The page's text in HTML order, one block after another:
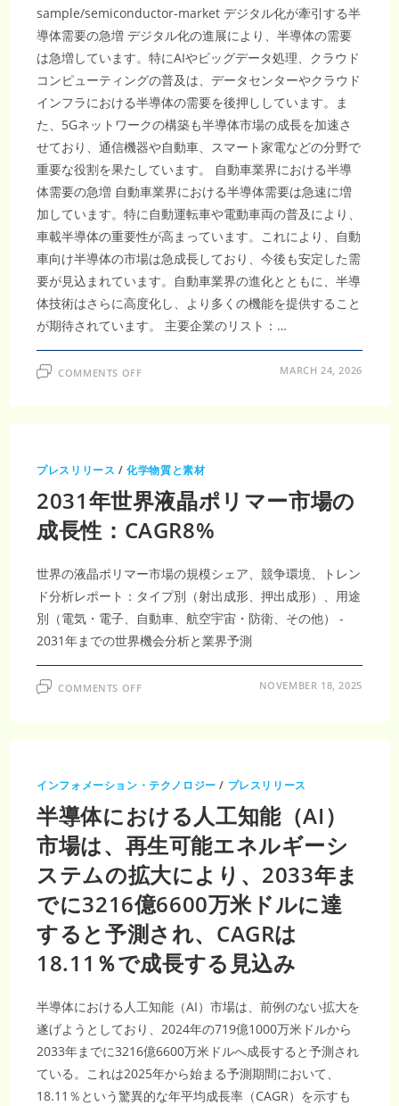
sample/semiconductor-market デジタル化が牽引する半
導体需要の急増 デジタル化の進展により、半導体の需要
は急増しています。特にAIやビッグデータ処理、クラウド
コンピューティングの普及は、データセンターやクラウド
インフラにおける半導体の需要を後押ししています。ま
た、5Gネットワークの構築も半導体市場の成長を加速さ
せており、通信機器や自動車、スマート家電などの分野で
重要な役割を果たしています。 自動車業界における半導
体需要の急増 自動車業界における半導体需要は急速に増
加しています。特に自動運転車や電動車両の普及により、
車載半導体の重要性が高まっています。これにより、自動
車向け半導体の市場は急成長しており、今後も安定した需
要が見込まれています。自動車業界の進化とともに、半導
体技術はさらに高度化し、より多くの機能を提供すること
が期待されています。 主要企業のリスト：…
COMMENTS OFFON
年
ま
に
**1
兆
2920
億
ド
ル
拡
大、
CAGR6.21％
が
牽
引
る
AI・
MARCH 24, 2026
プレスリリース /化学物質と素材
2031年世界液晶ポリマー市場の
成長性：CAGR8%
世界の液晶ポリマー市場の規模シェア、競争環境、トレン
ド分析レポート：タイプ別（射出成形、押出成形）、用途
別（電気・電子、自動車、航空宇宙・防衛、その他） -
2031年までの世界機会分析と業界予測
COMMENTS OFFON
マ
市
場
の
成
長
性：
CAGR8%
NOVEMBER 18, 2025
インフォメーション・テクノロジー / プレスリリース
半導体における人工知能（AI）
市場は、再生可能エネルギーシ
ステムの拡大により、2033年ま
でに3216億6600万米ドルに達
すると予測され、CAGRは
18.11％で成長する見込み
半導体における人工知能（AI）市場は、前例のない拡大を
遂げようとしており、2024年の719億1000万米ドルから
2033年までに3216億6600万米ドルへ成長すると予測され
ている。これは2025年から始まる予測期間において、
18.11％という驚異的な年平均成長率（CAGR）を示すも